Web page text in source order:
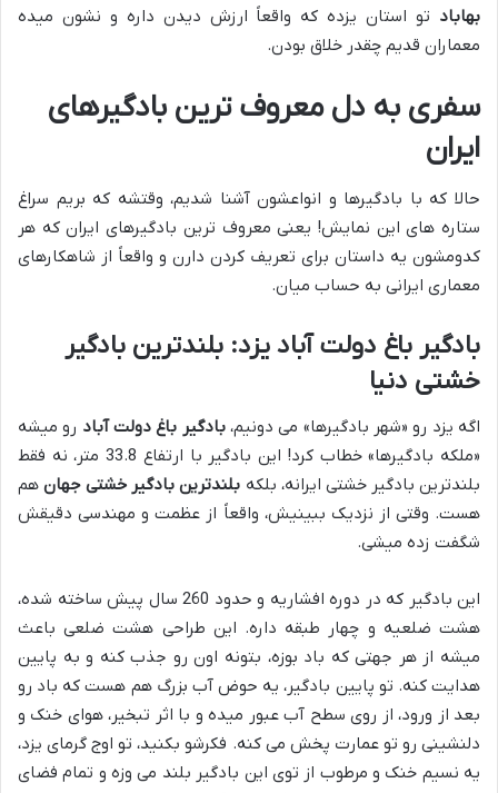
بهاباد تو استان یزده که واقعاً ارزش دیدن داره و نشون میده
معماران قدیم چقدر خلاق بودن.
سفری به دل معروف ترین بادگیرهای
ایران
حالا که با بادگیرها و انواعشون آشنا شدیم، وقتشه که بریم سراغ
ستاره های این نمایش! یعنی معروف ترین بادگیرهای ایران که هر
کدومشون یه داستان برای تعریف کردن دارن و واقعاً از شاهکارهای
معماری ایرانی به حساب میان.
بادگیر باغ دولت آباد یزد: بلندترین بادگیر
خشتی دنیا
اگه یزد رو «شهر بادگیرها» می دونیم،بادگیر باغ دولت آباد رو میشه
«ملکه بادگیرها» خطاب کرد! این بادگیر با ارتفاع 33.8 متر، نه فقط
بلندترین بادگیر خشتی ایرانه، بلکه بلندترین بادگیر خشتی جهانهم
هست. وقتی از نزدیک ببینیش، واقعاً از عظمت و مهندسی دقیقش
شگفت زده میشی.
این بادگیر که در دوره افشاریه و حدود 260 سال پیش ساخته شده،
هشت ضلعیه و چهار طبقه داره. این طراحی هشت ضلعی باعث
میشه از هر جهتی که باد بوزه، بتونه اون رو جذب کنه و به پایین
هدایت کنه. تو پایین بادگیر، یه حوض آب بزرگ هم هست که باد رو
بعد از ورود، از روی سطح آب عبور میده و با اثر تبخیر، هوای خنک و
دلنشینی رو تو عمارت پخش می کنه. فکرشو بکنید، تو اوج گرمای یزد،
یه نسیم خنک و مرطوب از توی این بادگیر بلند می وزه و تمام فضای